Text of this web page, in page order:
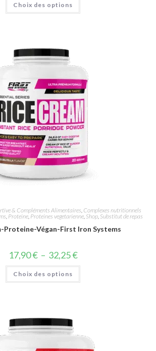
Choix des options
& Compléments Alimentaires, Complexes nutritionnels
, Proteine, Proteines vegetarienne, Shop, Substitut de repas
Proteine-Végan-First Iron Systems
17,90€ – 32,25€
Choix des options